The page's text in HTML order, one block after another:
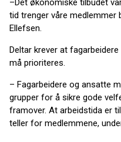
–Det økonomiske tilbudet
tid trenger våre medlemmer
Ellefsen.
Deltar krever at
må prioriteres.
– Fagarbeidere og ansatte
grupper for å sikre gode
framover. At arbeidstida er
teller for medlemmene,